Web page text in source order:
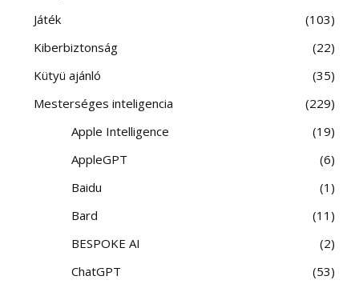
Játék
103
Kiberbiztonság
22
Kütyü ajánló
35
Mesterséges inteligencia
229
Apple Intelligence
19
AppleGPT
6
Baidu
1
Bard
11
BESPOKE AI
2
ChatGPT
53